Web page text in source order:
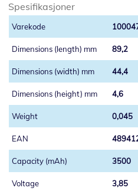
Spesifikasjoner
89,2
44,4
4,6
0,045
3500
3,85